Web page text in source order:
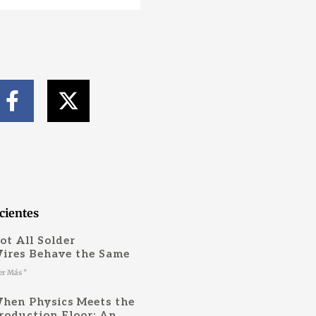
F
a
c
o
k
-
f
X
-
t
e
r
All Solder
Behave the Same
Más "
Physics Meets the